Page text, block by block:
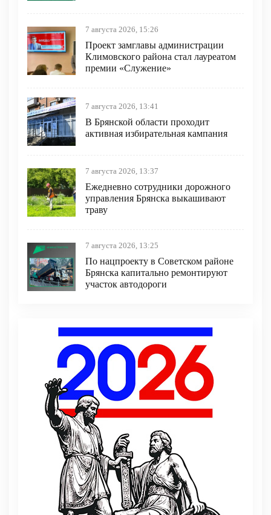
7 августа 2026, 15:26
Проект замглавы администрации
Климовского района стал лауреатом
премии «Служение»
7 августа 2026, 13:41
В Брянской области проходит
активная избирательная кампания
7 августа 2026, 13:37
Ежедневно сотрудники дорожного
управления Брянска выкашивают
траву
7 августа 2026, 13:25
По нацпроекту в Советском районе
Брянска капитально ремонтируют
участок автодороги